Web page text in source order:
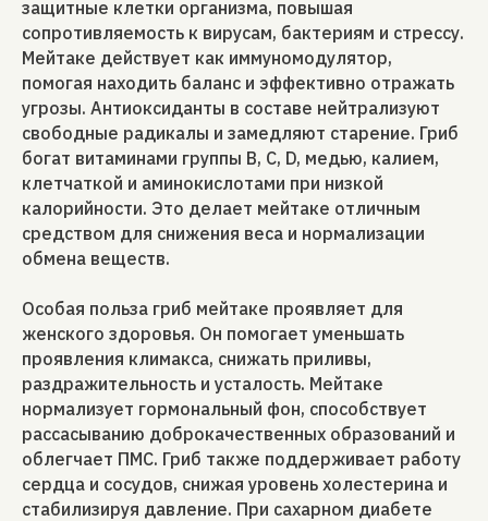
защитные клетки организма, повышая
сопротивляемость к вирусам, бактериям и стрессу.
Мейтаке действует как иммуномодулятор,
помогая находить баланс и эффективно отражать
угрозы. Антиоксиданты в составе нейтрализуют
свободные радикалы и замедляют старение. Гриб
богат витаминами группы В, С, D, медью, калием,
клетчаткой и аминокислотами при низкой
калорийности. Это делает мейтаке отличным
средством для снижения веса и нормализации
обмена веществ.
Особая польза гриб мейтаке проявляет для
женского здоровья. Он помогает уменьшать
проявления климакса, снижать приливы,
раздражительность и усталость. Мейтаке
нормализует гормональный фон, способствует
рассасыванию доброкачественных образований и
облегчает ПМС. Гриб также поддерживает работу
сердца и сосудов, снижая уровень холестерина и
стабилизируя давление. При сахарном диабете